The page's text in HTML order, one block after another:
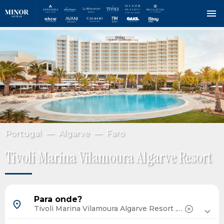
o
conteúdo
principal
IMAGEM
Portugal Algarve Faro
Tivoli Marina Vilamoura Algarve Resort
Barcelona, Espanha
Madrid, Espanha
Para onde?